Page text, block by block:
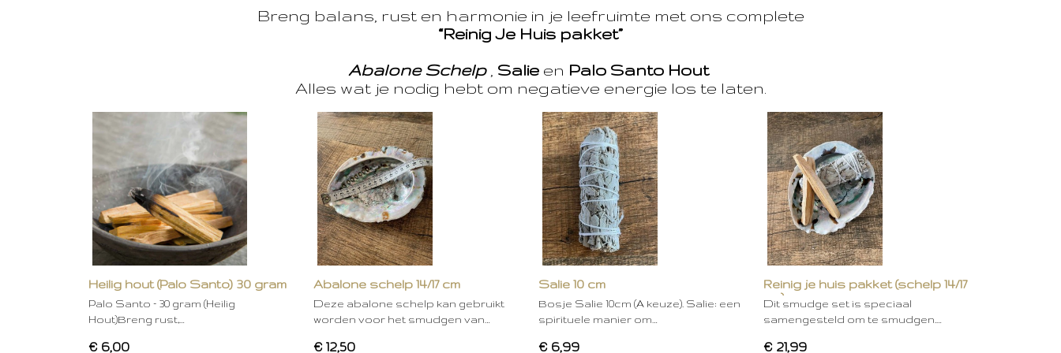
Breng balans, rust en harmonie in je leefruimte met ons complete
“Reinig Je Huis pakket”
Abalone Schelp, Salie en Palo Santo Hout
Alles wat je nodig hebt om negatieve energie los te laten.
Heilig hout (Palo Santo) 30 gram
Palo Santo – 30 gram (Heilig
Hout)Breng rust,…
€ 6,00
Abalone schelp 14/17 cm
Deze abalone schelp kan gebruikt
worden voor het smudgen van…
€ 12,50
Salie 10 cm
Bosje Salie 10cm (A keuze). Salie: een
spirituele manier om…
€ 6,99
Reinig je huis pakket (schelp 14/17
cm)
Dit smudge set is speciaal
samengesteld om te smudgen.…
€ 21,99